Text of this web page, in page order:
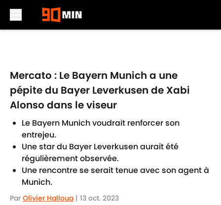
Mercato : Le Bayern Munich a une
pépite du Bayer Leverkusen de Xabi
Alonso dans le viseur
Le Bayern Munich voudrait renforcer son
entrejeu.
Une star du Bayer Leverkusen aurait été
régulièrement observée.
Une rencontre se serait tenue avec son agent à
Munich.
Par Olivier Halloua | 13 oct. 2023